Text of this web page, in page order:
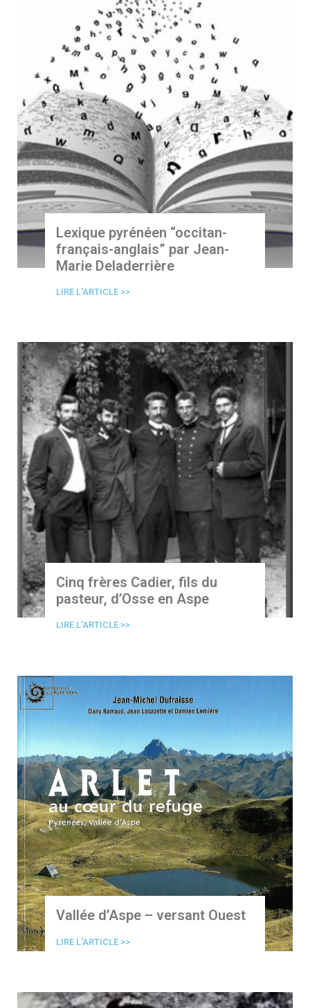
Lexique pyrénéen “occitan-
français-anglais” par Jean-
Marie Deladerrière
LIRE L'ARTICLE >>
Cinq frères Cadier, fils du
pasteur, d’Osse en Aspe
LIRE L'ARTICLE >>
Vallée d’Aspe – versant Ouest
LIRE L'ARTICLE >>